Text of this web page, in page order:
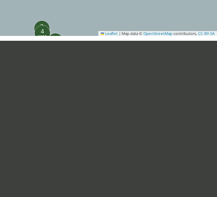
1
3
4 Leaflet | Map data © OpenStreetMap contributors, CC-BY-SA